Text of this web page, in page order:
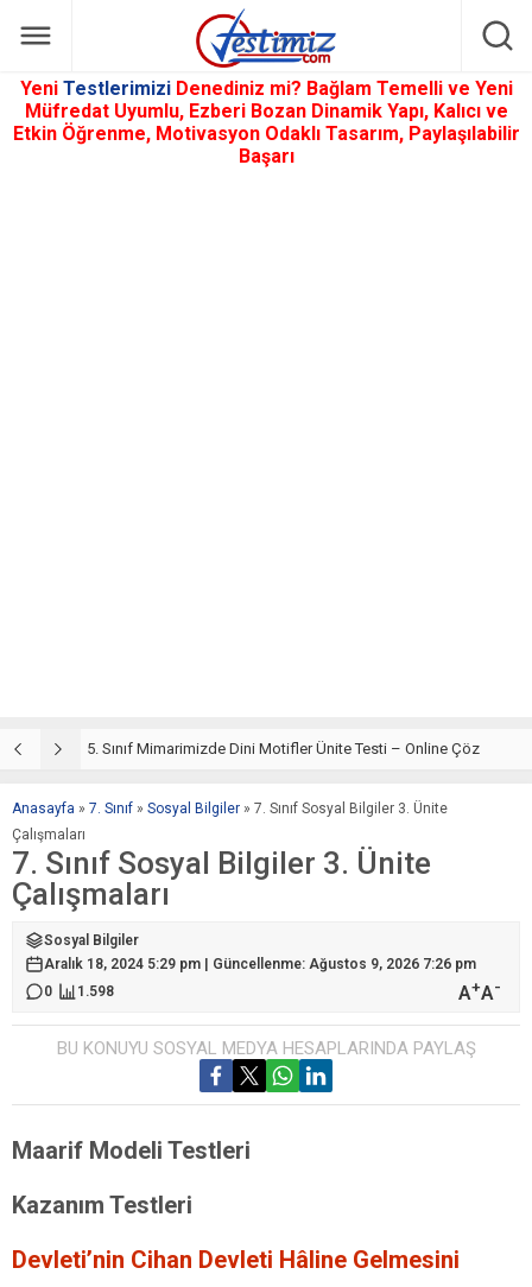
Yeni Testlerimizi Denediniz mi? Bağlam Temelli ve Yeni
Müfredat Uyumlu, Ezberi Bozan Dinamik Yapı, Kalıcı ve
Etkin Öğrenme, Motivasyon Odaklı Tasarım, Paylaşılabilir
Başarı
5. Sınıf Mimarimizde Dini Motifler Ünite Testi – Online Çöz
Anasayfa » 7. Sınıf » Sosyal Bilgiler » 7. Sınıf Sosyal Bilgiler 3. Ünite
Çalışmaları
7. Sınıf Sosyal Bilgiler 3. Ünite
Çalışmaları
Sosyal Bilgiler
Aralık 18, 2024 5:29 pm | Güncellenme: Ağustos 9, 2026 7:26 pm
0
1.598 A+A-
BU KONUYU SOSYAL MEDYA HESAPLARINDA PAYLAŞ
Maarif Modeli Testleri
Kazanım Testleri
Devleti’nin Cihan Devleti Hâline Gelmesini